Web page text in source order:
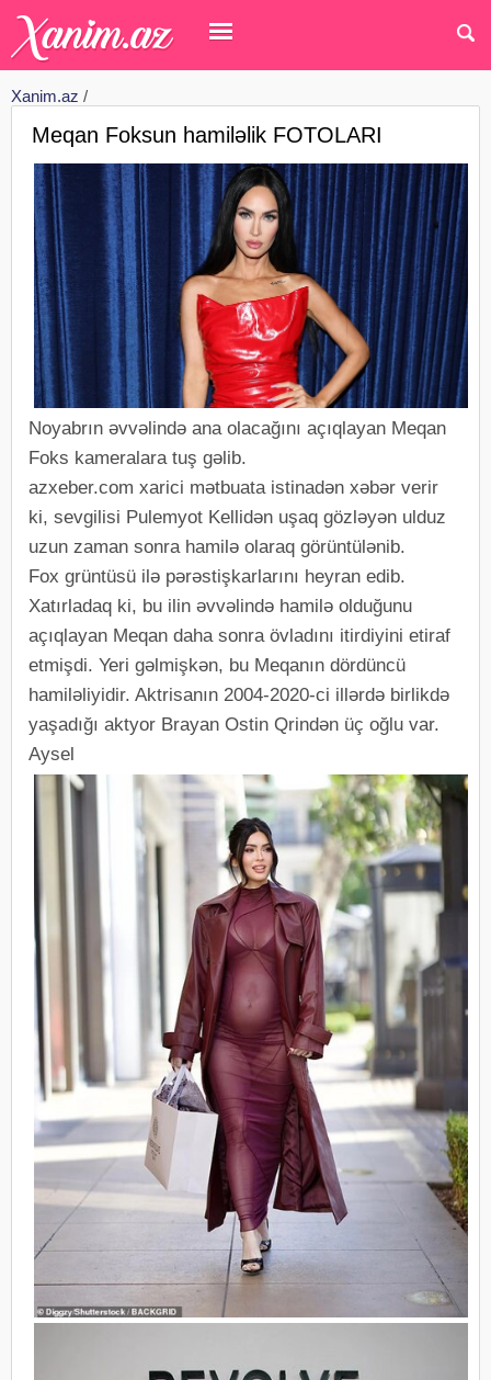
Xanim.az /
Meqan Foksun hamiləlik FOTOLARI
Noyabrın əvvəlində ana olacağını açıqlayan Meqan
Foks kameralara tuş gəlib.
azxeber.com xarici mətbuata istinadən xəbər verir
ki, sevgilisi Pulemyot Kellidən uşaq gözləyən ulduz
uzun zaman sonra hamilə olaraq görüntülənib.
Fox grüntüsü ilə pərəstişkarlarını heyran edib.
Xatırladaq ki, bu ilin əvvəlində hamilə olduğunu
açıqlayan Meqan daha sonra övladını itirdiyini etiraf
etmişdi. Yeri gəlmişkən, bu Meqanın dördüncü
hamiləliyidir. Aktrisanın 2004-2020-ci illərdə birlikdə
yaşadığı aktyor Brayan Ostin Qrindən üç oğlu var.
Aysel